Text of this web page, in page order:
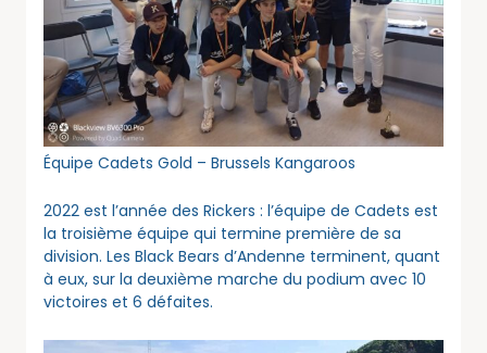
Équipe Cadets Gold – Brussels Kangaroos
2022 est l’année des Rickers : l’équipe de Cadets est
la troisième équipe qui termine première de sa
division. Les Black Bears d’Andenne terminent, quant
à eux, sur la deuxième marche du podium avec 10
victoires et 6 défaites.